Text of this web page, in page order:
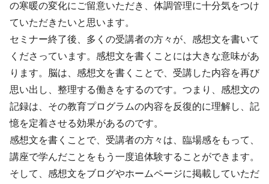
の寒暖の変化にご留意いただき、体調管理に十分気をつけ
ていただきたいと思います。
セミナー終了後、多くの受講者の方々が、感想文を書いて
くださっています。感想文を書くことには大きな意味があ
ります。脳は、感想文を書くことで、受講した内容を再び
思い出し、整理する働きをするのです。つまり、感想文の
記録は、その教育プログラムの内容を反復的に理解し、記
憶を定着させる効果があるのです。
感想文を書くことで、受講者の方々は、臨場感をもって、
講座で学んだことをもう一度追体験することができます。
そして、感想文をブログやホームページに掲載していただ